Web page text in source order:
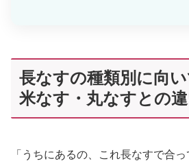
長なすの種類別に向
米なす・丸なすとの
「うちにあるの、これ長なすで合